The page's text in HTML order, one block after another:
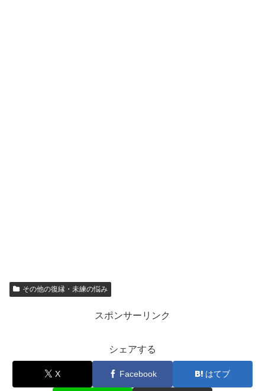
その他の復縁・未練の悩み
スポンサーリンク
シェアする
X Facebook はてブ